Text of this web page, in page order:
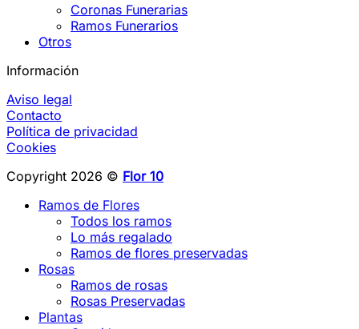
Coronas Funerarias
Ramos Funerarios
Otros
Información
Aviso legal
Contacto
Política de privacidad
Cookies
Copyright 2026 © Flor 10
Ramos de Flores
Todos los ramos
Lo más regalado
Ramos de flores preservadas
Rosas
Ramos de rosas
Rosas Preservadas
Plantas